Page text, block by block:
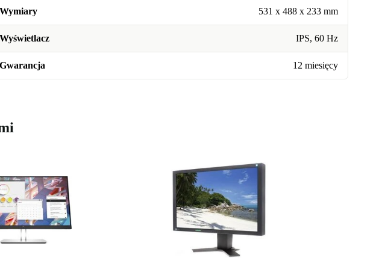
Wymiary 531 x 488 x 233 mm
Wyświetlacz IPS, 60 Hz
Gwarancja 12 miesięcy